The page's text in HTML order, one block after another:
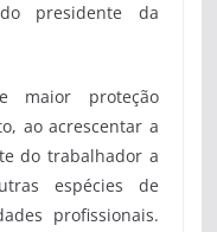
presidente da
maior proteção
ao acrescentar a
do trabalhador a
espécies de
profissionais.